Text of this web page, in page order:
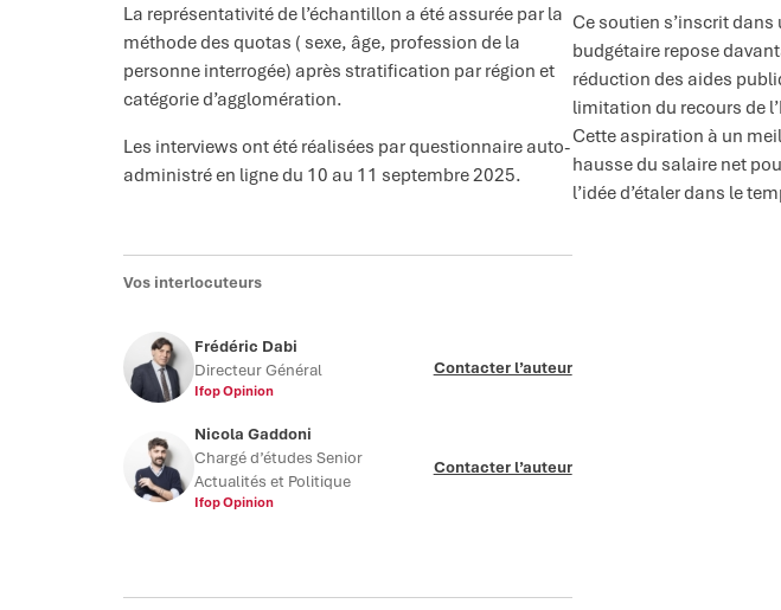
La représentativité de l’échantillon a été assurée par la
méthode des quotas ( sexe, âge, profession de la
personne interrogée) après stratification par région et
catégorie d’agglomération.
Les interviews ont été réalisées par questionnaire auto-
administré en ligne du 10 au 11 septembre 2025.
Vos interlocuteurs
Frédéric Dabi
Directeur Général
Ifop Opinion
Contacter l’auteur
Nicola Gaddoni
Chargé d’études Senior
Actualités et Politique
Ifop Opinion
Contacter l’auteur
Ce soutien s’inscrit dans
budgétaire repose
réduction des aides
limitation du recours de
Cette aspiration à un
hausse du salaire net
l’idée d’étaler dans le